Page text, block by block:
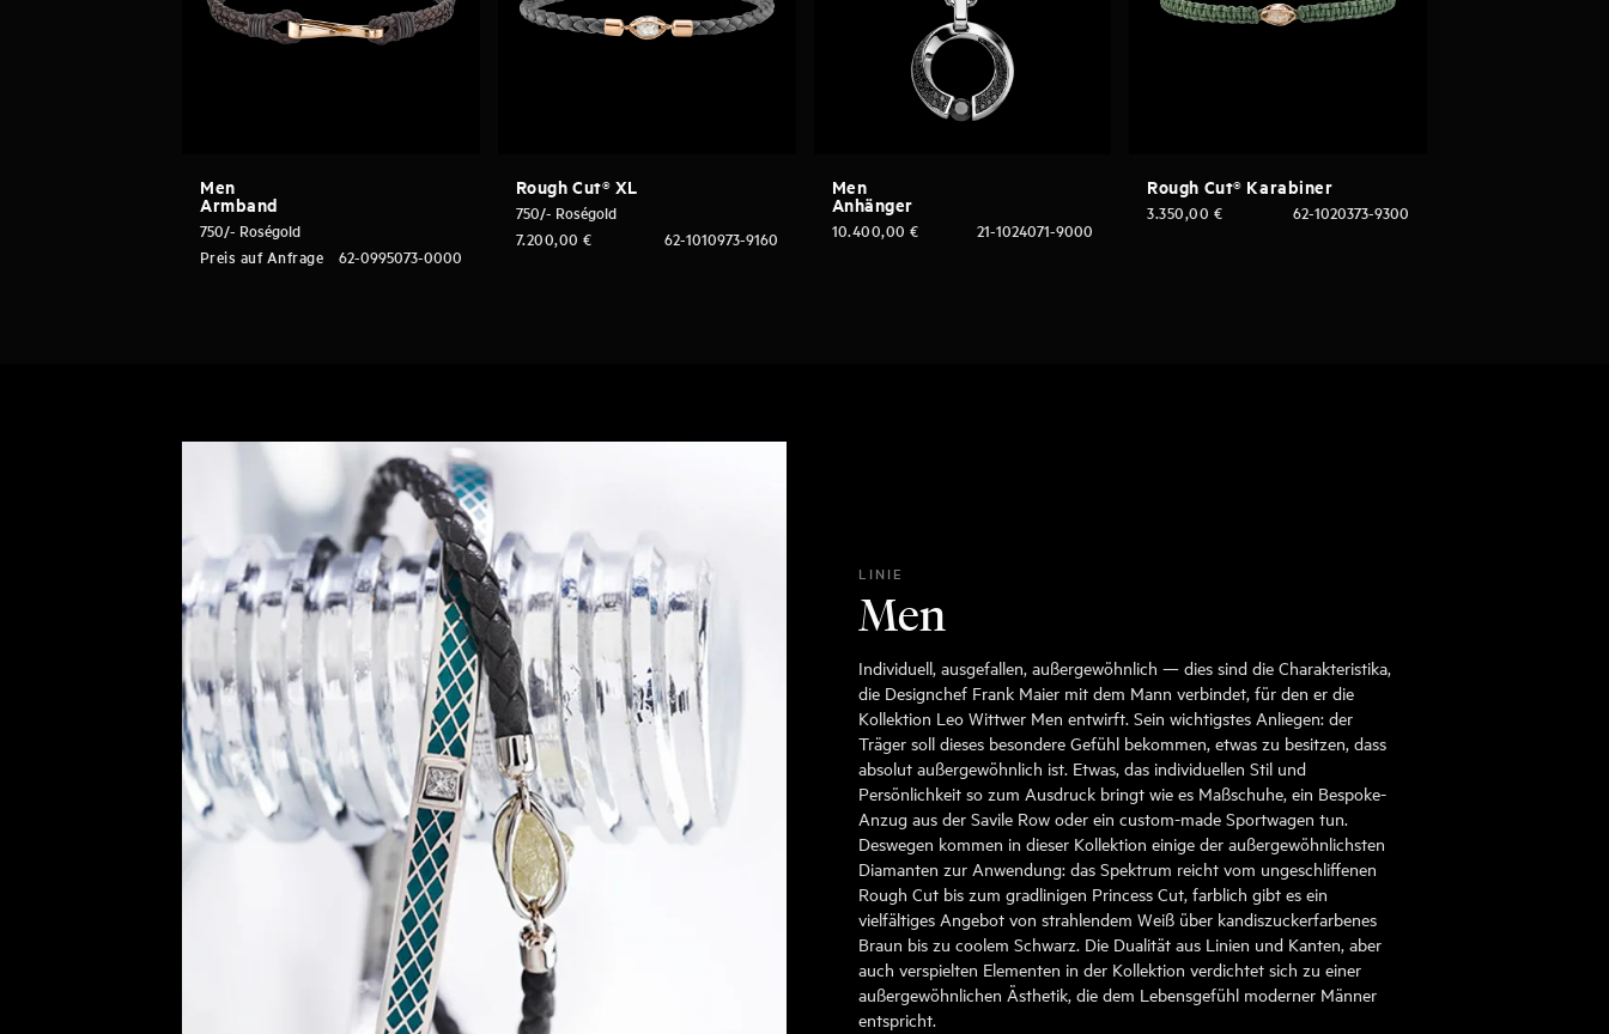
Men
Armband
750/- Roségold
62-0995073-0000
Preis auf Anfrage
Rough Cut® XL
750/- Roségold
62-1010973-9160
7.200,00€
Men
Anhänger
21-1024071-9000
10.400,00€
Rough Cut® Karabiner
62-1020373-9300
3.350,00 €
LINIE
Men
Individuell, ausgefallen, außergewöhnlich — dies sind die Charakteristika,
die Designchef Frank Maier mit dem Mann verbindet, für den er die
Kollektion Leo Wittwer Men entwirft. Sein wichtigstes Anliegen: der
Träger soll dieses besondere Gefühl bekommen, etwas zu besitzen, dass
absolut außergewöhnlich ist. Etwas, das individuellen Stil und
Persönlichkeit so zum Ausdruck bringt wie es Maßschuhe, ein Bespoke-
Anzug aus der Savile Row oder ein custom-made Sportwagen tun.
Deswegen kommen in dieser Kollektion einige der außergewöhnlichsten
Diamanten zur Anwendung: das Spektrum reicht vom ungeschliffenen
Rough Cut bis zum gradlinigen Princess Cut, farblich gibt es ein
vielfältiges Angebot von strahlendem Weiß über kandiszuckerfarbenes
Braun bis zu coolem Schwarz. Die Dualität aus Linien und Kanten, aber
auch verspielten Elementen in der Kollektion verdichtet sich zu einer
außergewöhnlichen Ästhetik, die dem Lebensgefühl moderner Männer
entspricht.